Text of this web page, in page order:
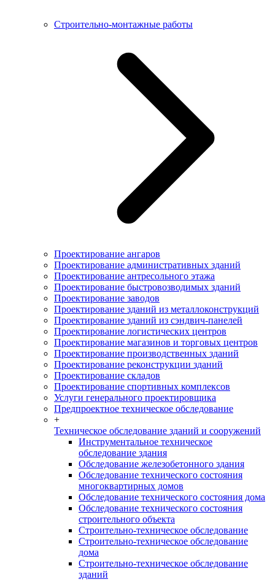
Строительно-монтажные работы
Проектирование ангаров
Проектирование административных зданий
Проектирование антресольного этажа
Проектирование быстровозводимых зданий
Проектирование заводов
Проектирование зданий из металлоконструкций
Проектирование зданий из сэндвич-панелей
Проектирование логистических центров
Проектирование магазинов и торговых центров
Проектирование производственных зданий
Проектирование реконструкции зданий
Проектирование складов
Проектирование спортивных комплексов
Услуги генерального проектировщика
Предпроектное техническое обследование
+
Техническое обследование зданий и сооружений
Инструментальное техническое
обследование здания
Обследование железобетонного здания
Обследование технического состояния
многоквартирных домов
Обследование технического состояния дома
Обследование технического состояния
строительного объекта
Строительно-техническое обследование
Строительно-техническое обследование
дома
Строительно-техническое обследование
зданий